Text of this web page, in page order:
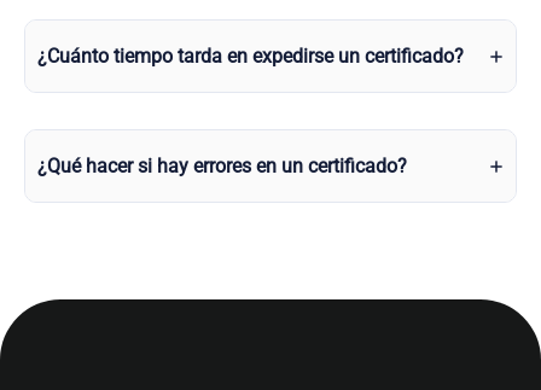
¿Cuánto tiempo tarda en expedirse un certificado?
¿Qué hacer si hay errores en un certificado?